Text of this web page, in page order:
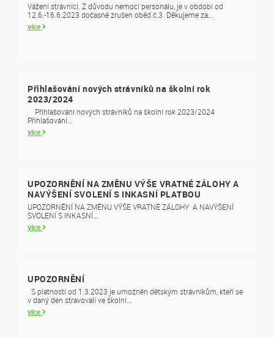
Vážení strávníci. Z důvodu nemoci personálu, je v období od
12.6.-16.6.2023 dočasně zrušen oběd č.3. Děkujeme za...
více
Přihlašování nových strávníků na školní rok
2023/2024
Přihlašování nových strávníků na školní rok 2023/2024
Přihlašování...
více
UPOZORNĚNÍ NA ZMĚNU VÝŠE VRATNÉ ZÁLOHY A
NAVÝŠENÍ SVOLENÍ S INKASNÍ PLATBOU
UPOZORNĚNÍ NA ZMĚNU VÝŠE VRATNÉ ZÁLOHY A NAVÝŠENÍ
SVOLENÍ S INKASNÍ...
více
UPOZORNĚNÍ
S platností od 1.3.2023 je umožněn dětským strávníkům, kteří se
v daný den stravovali ve školní...
více